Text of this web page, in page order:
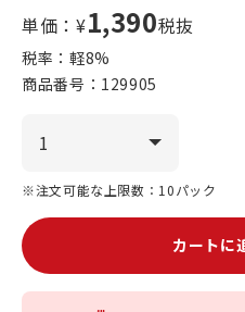
単価：¥1,390税抜
税率：軽8%
商品番号： 129905
※注文可能な上限数：10パック
カートに